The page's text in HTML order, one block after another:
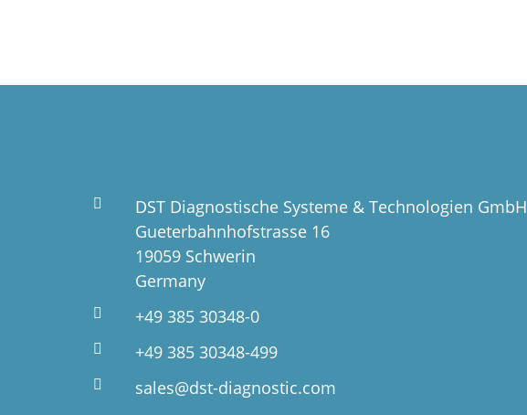
DST Diagnostische Systeme & Technologien GmbH
Gueterbahnhofstrasse 16
19059 Schwerin
Germany
+49 385 30348-0
+49 385 30348-499
sales@dst-diagnostic.com